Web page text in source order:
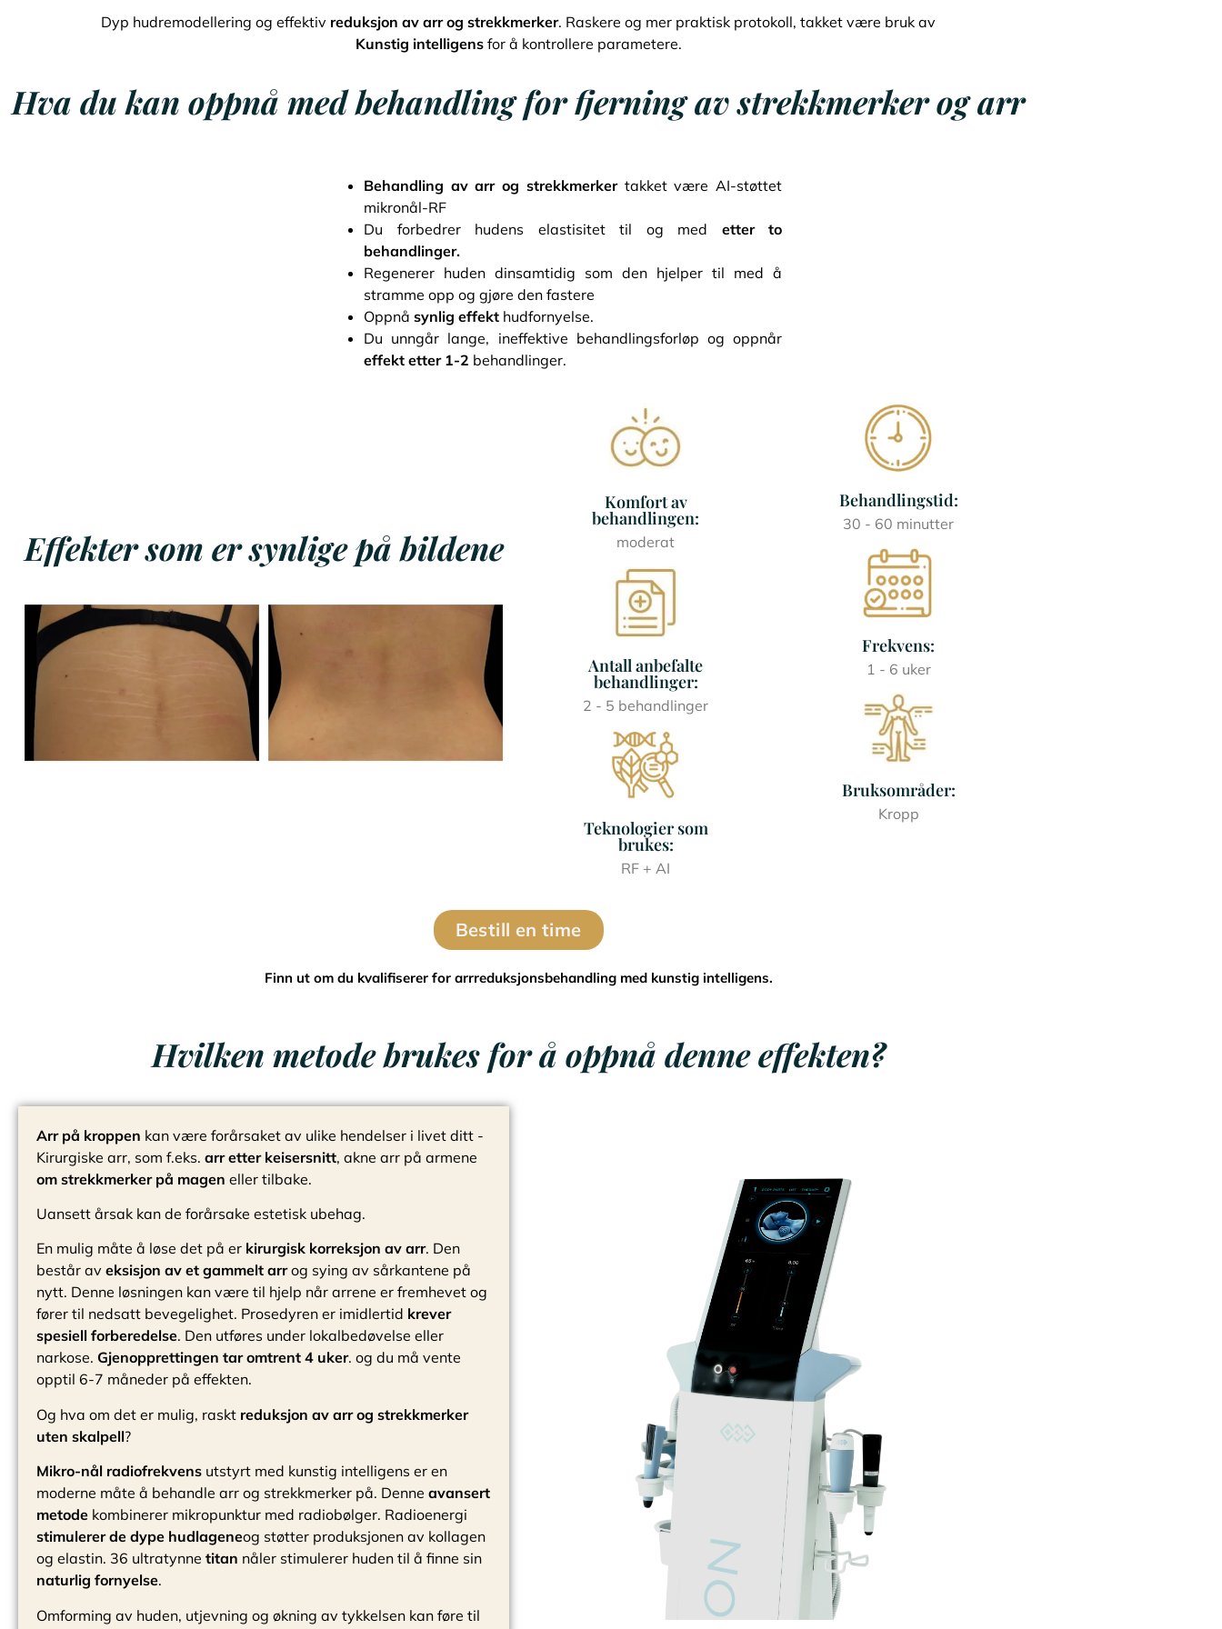
Dyp hudremodellering og effektiv reduksjon av arr og strekkmerker. Raskere og mer praktisk protokoll, takket være bruk av
Kunstig intelligensfor å kontrollere parametere.
Hva du kan oppnå med behandling for fjerning av strekkmerker og arr
Behandling av arr og strekkmerkertakket være AI-støttet
mikronål-RF
Du forbedrer hudens elastisitet til og med etter to
behandlinger.
Regenerer huden dinsamtidig som den hjelper til med å
stramme opp og gjøre den fastere
Oppnå synlig effekt hudfornyelse.
Du unngår lange, ineffektive behandlingsforløp og oppnår
effekt etter 1-2 behandlinger.
Effekter som er synlige på bildene
Komfort av
behandlingen:
moderat
Antall anbefalte
behandlinger:
2 - 5 behandlinger
Teknologier som
brukes:
RF + AI
Behandlingstid:
30 - 60 minutter
Frekvens:
1 - 6 uker
Bruksområder:
Kropp
Bestill en time
Finn ut om du kvalifiserer for arrreduksjonsbehandling med kunstig intelligens.
Hvilken metode brukes for å oppnå denne effekten?
Arr på kroppen kan være forårsaket av ulike hendelser i livet ditt -
Kirurgiske arr, som f.eks. arr etter keisersnitt, akne arr på armene
om strekkmerker på magen eller tilbake.
Uansett årsak kan de forårsake estetisk ubehag.
En mulig måte å løse det på er kirurgisk korreksjon av arr. Den
består av eksisjon av et gammelt arrog sying av sårkantene på
nytt. Denne løsningen kan være til hjelp når arrene er fremhevet og
fører til nedsatt bevegelighet. Prosedyren er imidlertid krever
spesiell forberedelse. Den utføres under lokalbedøvelse eller
narkose. Gjenopprettingen tar omtrent 4 uker. og du må vente
opptil 6-7 måneder på effekten.
Og hva om det er mulig, raskt reduksjon av arr og strekkmerker
uten skalpell?
Mikro-nål radiofrekvens utstyrt med kunstig intelligens er en
moderne måte å behandle arr og strekkmerker på. Denne avansert
metode kombinerer mikropunktur med radiobølger. Radioenergi
stimulerer de dype hudlageneog støtter produksjonen av kollagen
og elastin. 36 ultratynne titan nåler stimulerer huden til å finne sin
naturlig fornyelse.
Omforming av huden, utjevning og økning av tykkelsen kan føre til